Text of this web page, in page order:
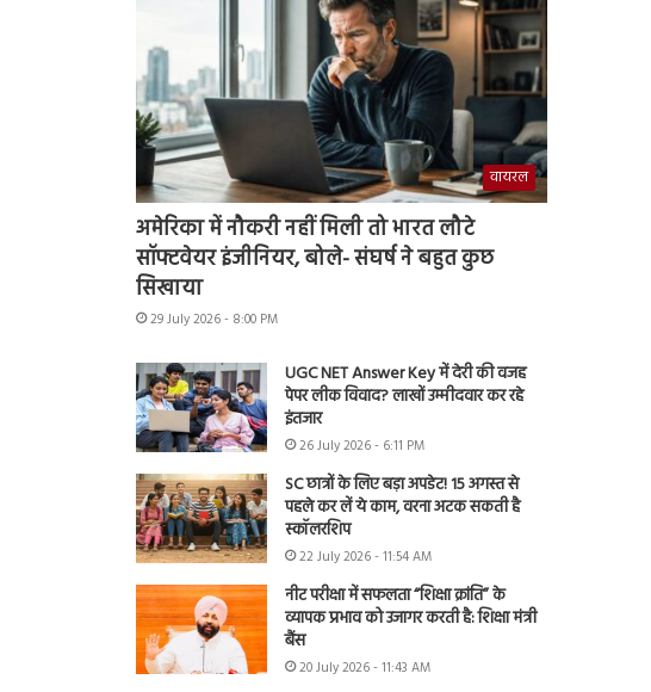
वायरल
अमेरिका में नौकरी नहीं मिली तो भारत लौटे
सॉफ्टवेयर इंजीनियर, बोले- संघर्ष ने बहुत कुछ
सिखाया
29 July 2026 - 8:00 PM
UGC NET Answer Key में देरी की वजह
पेपर लीक विवाद? लाखों उम्मीदवार कर रहे
इंतजार
26 July 2026 - 6:11 PM
SC छात्रों के लिए बड़ा अपडेट! 15 अगस्त से
पहले कर लें ये काम, वरना अटक सकती है
स्कॉलरशिप
22 July 2026 - 11:54 AM
नीट परीक्षा में सफलता “शिक्षा क्रांति” के
व्यापक प्रभाव को उजागर करती है: शिक्षा मंत्री
बैंस
20 July 2026 - 11:43 AM